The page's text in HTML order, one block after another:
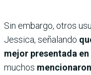
Sin embargo, otros
Jessica, señalando
mejor presentada en
muchos